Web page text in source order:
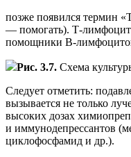
позже появился термин
— помогать). Т-
помощники В-
Рис. 3.7. Схема
Следует отметить:
вызывается не только
высоких дозах
и иммунодепрессантов
циклофосфамид и др.).